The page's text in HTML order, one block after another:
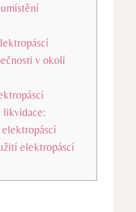
v okolí
likvidace:
elektropáscí